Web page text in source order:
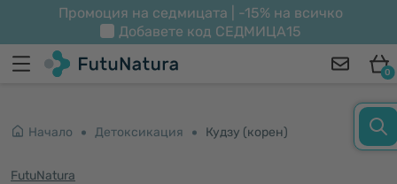
Промоция на седмицата | -15% на всичко
Добавете код СЕДМИЦА15
0
Начало Детоксикация Кудзу (корен)
FutuNatura